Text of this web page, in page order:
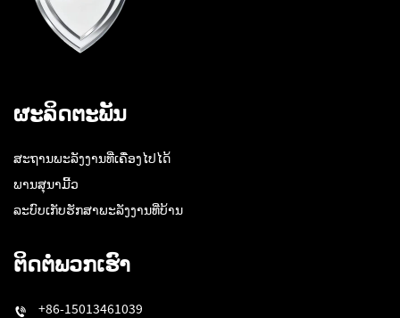
ຜະລິດຕະພັນ
ສະຖານພະລັງງານທີ່ເຄື່ອງໄປໄດ້
ພານສຸນາມີ້ວ
ລະບົບເກັບຮັກສາພະລັງງານທີ່ບ້ານ
ຕິດຕໍ່ພວກເຮົາ
+86-15013461039